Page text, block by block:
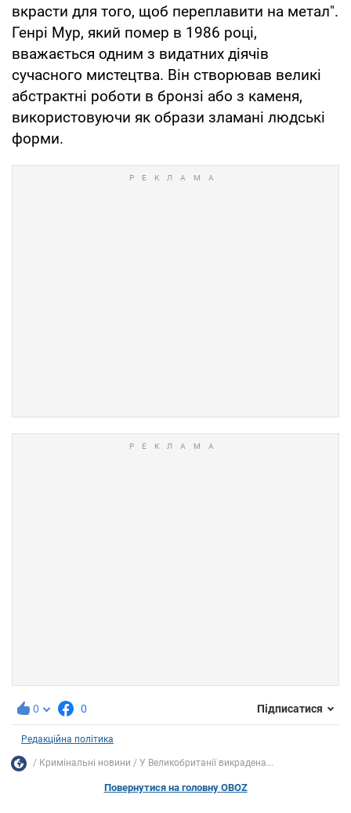
вкрасти для того, щоб переплавити на метал".
Генрі Мур, який помер в 1986 році,
вважається одним з видатних діячів
сучасного мистецтва. Він створював великі
абстрактні роботи в бронзі або з каменя,
використовуючи як образи зламані людські
форми.
0 0 Підписатися
Редакційна політика
Кримінальні новини У Великобританії викрадена...
Повернутися на головну OBOZ